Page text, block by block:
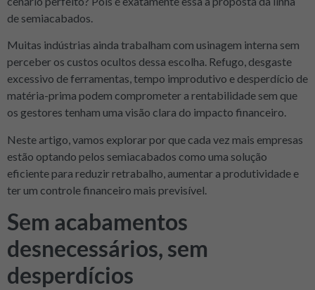
de semiacabados.
Muitas indústrias ainda trabalham com usinagem interna sem
perceber os custos ocultos dessa escolha. Refugo, desgaste
excessivo de ferramentas, tempo improdutivo e desperdício de
matéria-prima podem comprometer a rentabilidade sem que
os gestores tenham uma visão clara do impacto financeiro.
Neste artigo, vamos explorar por que cada vez mais empresas
estão optando pelos semiacabados como uma solução
eficiente para reduzir retrabalho, aumentar a produtividade e
ter um controle financeiro mais previsível.
Sem acabamentos
desnecessários, sem
desperdícios